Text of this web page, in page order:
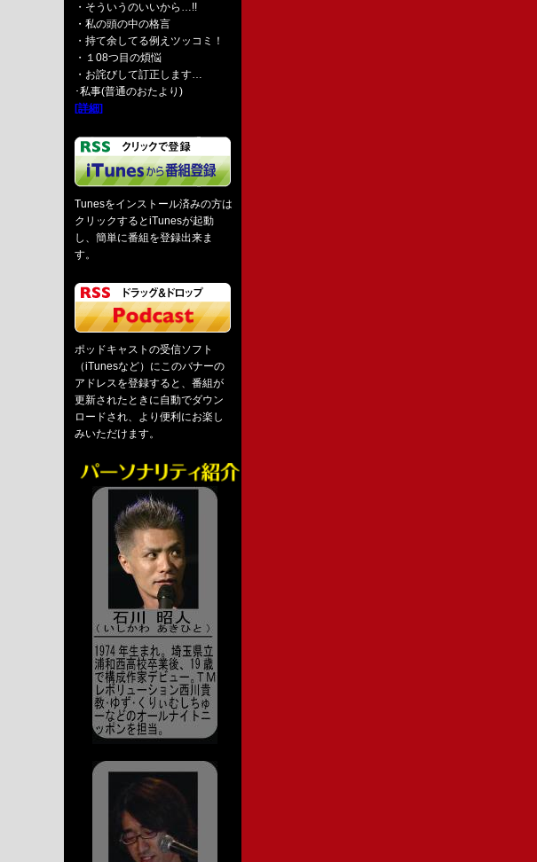
・そういうのいいから…!!
・私の頭の中の格言
・持て余してる例えツッコミ！
・１08つ目の煩悩
・お詫びして訂正します…
･私事(普通のおたより)
[詳細]
Tunesをインストール済みの方は
クリックするとiTunesが起動
し、簡単に番組を登録出来ま
す。
ポッドキャストの受信ソフト
（iTunesなど）にこのバナーの
アドレスを登録すると、番組が
更新されたときに自動でダウン
ロードされ、より便利にお楽し
みいただけます。